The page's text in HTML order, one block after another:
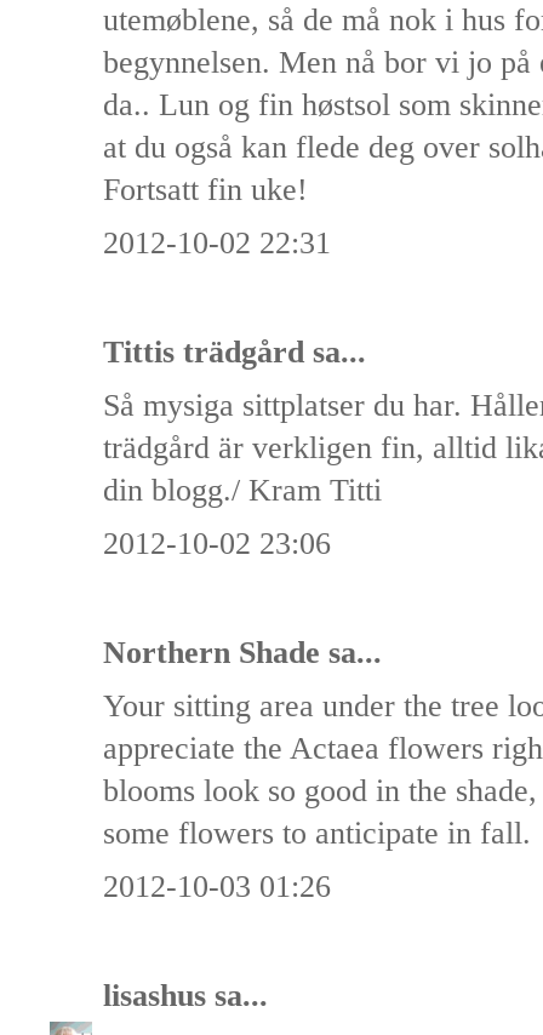
utemøblene, så de må nok i hus
begynnelsen. Men nå bor vi jo
da.. Lun og fin høstsol som
at du også kan flede deg over
Fortsatt fin uke!
2012-10-02 22:31
Tittis trädgård sa...
Så mysiga sittplatser du har.
trädgård är verkligen fin, alltid
din blogg./ Kram Titti
2012-10-02 23:06
Northern Shade sa...
Your sitting area under the tree
appreciate the Actaea flowers
blooms look so good in the
some flowers to anticipate in fall.
2012-10-03 01:26
lisashus sa...